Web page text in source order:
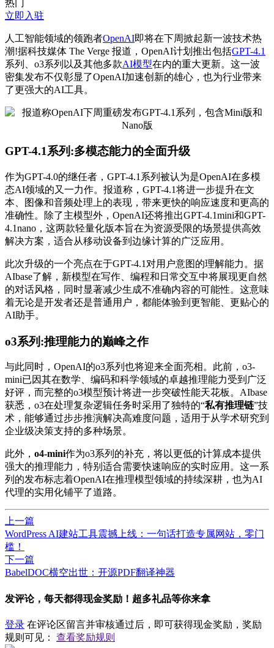
热门
立即入驻
人工智能领域的领跑者OpenAI即将在下周掀起新一波技术热
潮!据科技媒体 The Verge 报道，OpenAI计划推出包括GPT-4.1
系列、o3系列以及其他多款AI模型在内的重大更新。这一波
密集发布不仅彰显了OpenAI加速创新的雄心，也为行业带来
了更强大的AI工具。
GPT-4.1系列:多模态能力的全面升级
作为GPT-4.0的继任者，GPT-4.1系列被认为是OpenAI在多模
态AI领域的又一力作。报道称，GPT-4.1将进一步提升在文
本、图像和音频处理上的表现，带来更快的响应速度和更高的
准确性。除了主模型外，OpenAI还将推出GPT-4.1mini和GPT-
4.1nano，这两款轻量化版本旨在为资源受限的场景提供高效
解决方案，适合从移动设备到边缘计算的广泛应用。
此次升级的一个亮点在于GPT-4.1对用户意图的理解能力。据
AIbase了解，新模型在写作、编程和日常交互中将展现更自然
的对话风格，同时显著减少生成不准确内容的可能性。这意味
着无论是开发者还是普通用户，都能体验到更智能、更贴心的
AI助手。
o3系列:推理能力的巅峰之作
与此同时，OpenAI的o3系列也将迎来全面亮相。此前，o3-
mini已因其在数学、编码和科学领域的卓越推理能力受到广泛
好评，而完整的o3模型预计将进一步突破性能天花板。AIbase
获悉，o3在处理复杂逻辑任务时采用了独特的“私有推理链”技
术，能够通过步步推演解决高难度问题，适用于从学术研究到
企业级决策支持的多种场景。
此外， o4-mini作为o3系列的补充，将以更低的计算成本提供
强大的推理能力，特别适合需要快速响应的实时应用。这一系
列的发布标志着OpenAI在推理模型领域的持续深耕，也为AI
代理的实用化铺平了道路。
上一篇
WordPress AI建站工具震撼上线：一句话打造专属网站，零门
槛！
下一篇
BabelDOC横空出世：开源PDF翻译神器
发评论，每天都得现金奖励！超多礼品等你来拿
登录 在评论区留言并审核通过后，即可获得现金奖励，奖励
规则可见： 查看奖励规则